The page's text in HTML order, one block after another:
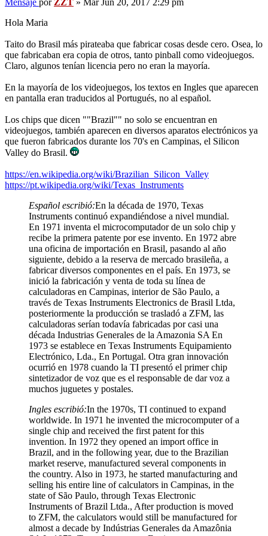
Hola Maria
Taito do Brasil más pirateaba que fabricar cosas desde cero. Osea, lo
que fabricaban era copia de otros, tanto pinball como videojuegos.
Claro, algunos tenían licencia pero no eran la mayoría.
En la mayoría de los videojuegos, los textos en Ingles que aparecen
en pantalla eran traducidos al Portugués, no al español.
Los chips que dicen ""Brazil"" no solo se encuentran en
videojuegos, también aparecen en diversos aparatos electrónicos ya
que fueron fabricados durante los 70's en Campinas, el Silicon
Valley do Brasil.
https://en.wikipedia.org/wiki/Brazilian_Silicon_Valley
https://pt.wikipedia.org/wiki/Texas_Instruments
Español escribió:En la década de 1970, Texas
Instruments continuó expandiéndose a nivel mundial.
En 1971 inventa el microcomputador de un solo chip y
recibe la primera patente por ese invento. En 1972 abre
una oficina de importación en Brasil, pasando al año
siguiente, debido a la reserva de mercado brasileña, a
fabricar diversos componentes en el país. En 1973, se
inició la fabricación y venta de toda su línea de
calculadoras en Campinas, interior de São Paulo, a
través de Texas Instruments Electronics de Brasil Ltda,
posteriormente la producción se trasladó a ZFM, las
calculadoras serían todavía fabricadas por casi una
década Industrias Generales de la Amazonia SA En
1973 se establece en Texas Instruments Equipamiento
Electrónico, Lda., En Portugal. Otra gran innovación
ocurrió en 1978 cuando la TI presentó el primer chip
sintetizador de voz que es el responsable de dar voz a
muchos juguetes y postales.
Ingles escribió:In the 1970s, TI continued to expand
worldwide. In 1971 he invented the microcomputer of a
single chip and received the first patent for this
invention. In 1972 they opened an import office in
Brazil, and in the following year, due to the Brazilian
market reserve, manufactured several components in
the country. Also in 1973, he started manufacturing and
selling his entire line of calculators in Campinas, in the
state of São Paulo, through Texas Electronic
Instruments of Brazil Ltda., After production is moved
to ZFM, the calculators would still be manufactured for
almost a decade by Indústrias Generales da Amazônia